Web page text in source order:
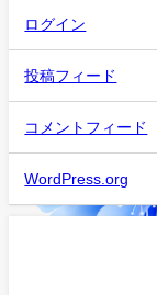
ログイン
投稿フィード
コメントフィード
WordPress.org